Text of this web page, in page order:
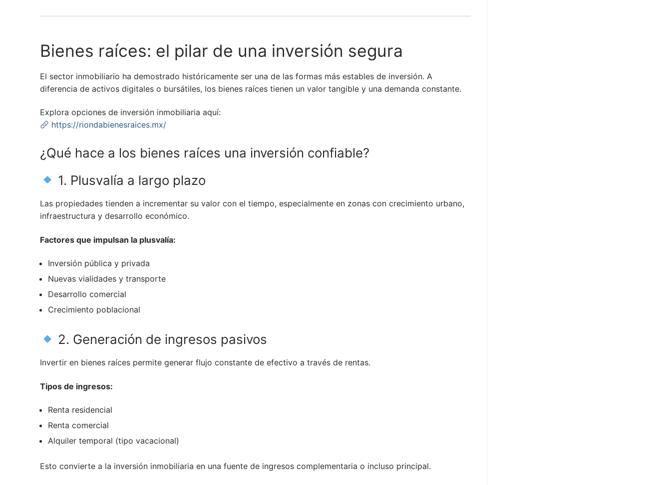
Bienes raíces: el pilar de una inversión segura
El sector inmobiliario ha demostrado históricamente ser una de las formas más estables de inversión. A
diferencia de activos digitales o bursátiles, los bienes raíces tienen un valor tangible y una demanda constante.
Explora opciones de inversión inmobiliaria aquí:
https://riondabienesraices.mx/
¿Qué hace a los bienes raíces una inversión confiable?
1. Plusvalía a largo plazo
Las propiedades tienden a incrementar su valor con el tiempo, especialmente en zonas con crecimiento urbano,
infraestructura y desarrollo económico.
Factores que impulsan la plusvalía:
Inversión pública y privada
Nuevas vialidades y transporte
Desarrollo comercial
Crecimiento poblacional
2. Generación de ingresos pasivos
Invertir en bienes raíces permite generar flujo constante de efectivo a través de rentas.
Tipos de ingresos:
Renta residencial
Renta comercial
Alquiler temporal (tipo vacacional)
Esto convierte a la inversión inmobiliaria en una fuente de ingresos complementaria o incluso principal.